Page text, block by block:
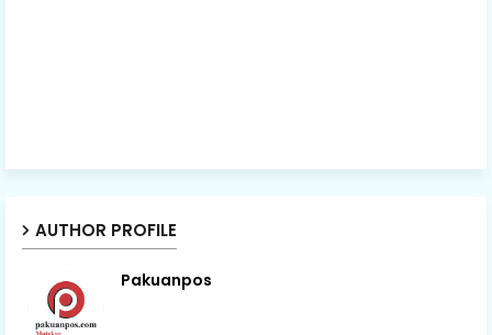
AUTHOR PROFILE
Pakuanpos